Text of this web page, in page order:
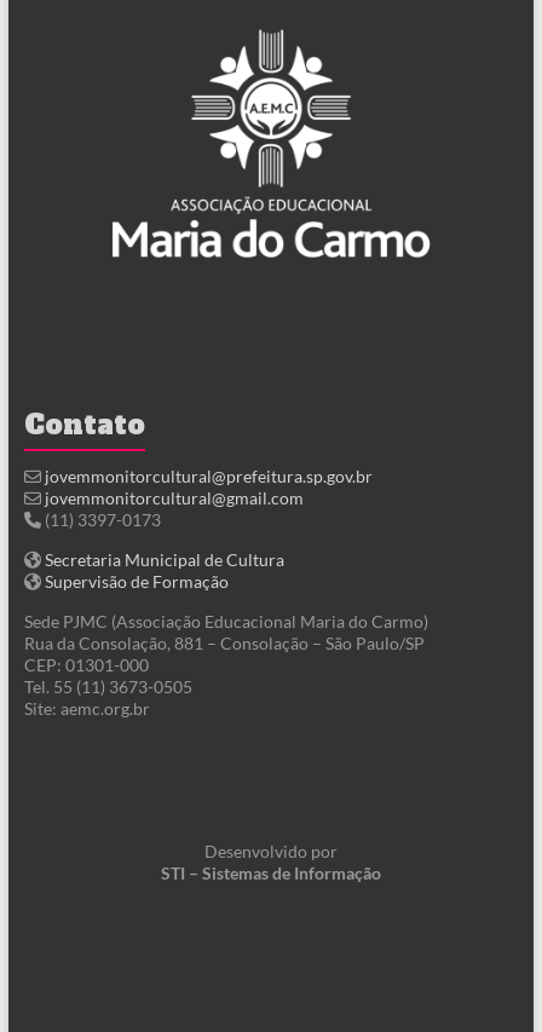
Contato
jovemmonitorcultural@prefeitura.sp.gov.br
jovemmonitorcultural@gmail.com
(11) 3397-0173
Secretaria Municipal de Cultura
Supervisão de Formação
Sede PJMC (Associação Educacional Maria do Carmo)
Rua da Consolação, 881 – Consolação – São Paulo/SP
CEP: 01301-000
Tel. 55 (11) 3673-0505
Site: aemc.org.br
Desenvolvido por
STI – Sistemas de Informação